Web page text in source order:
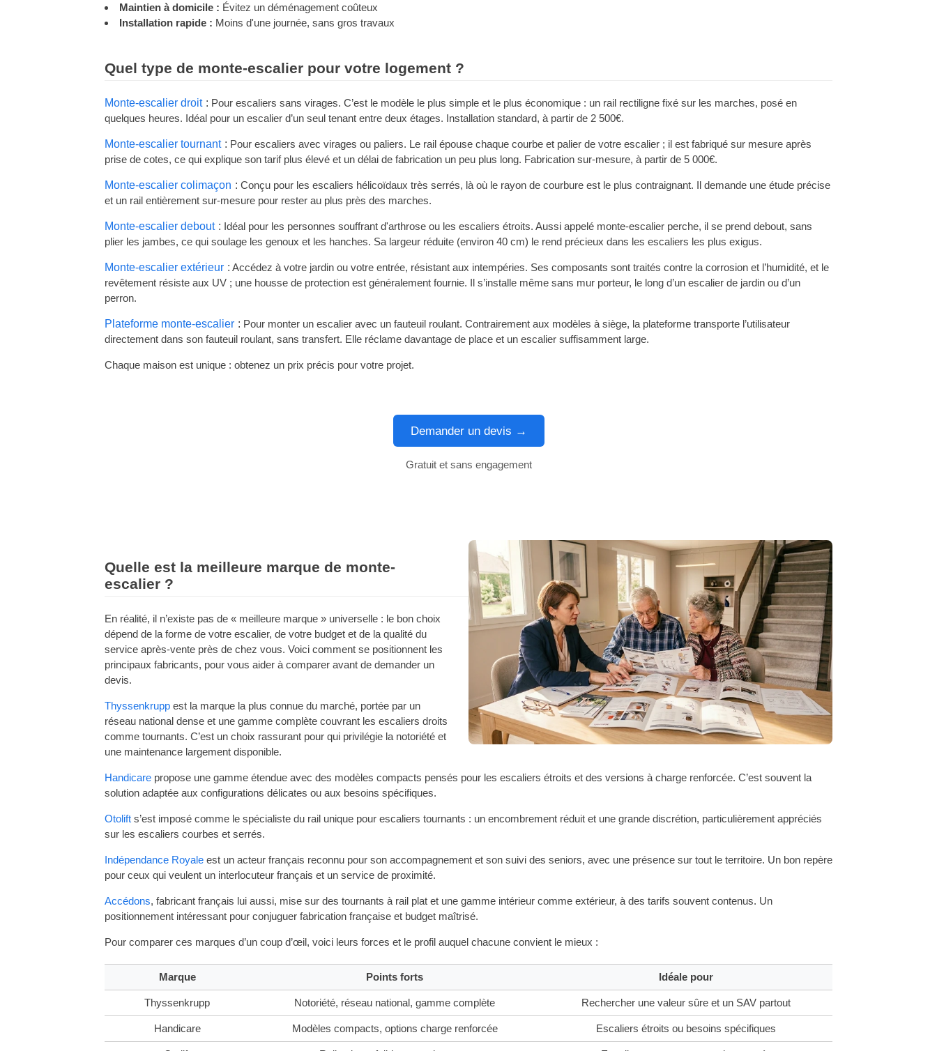
Maintien à domicile : Évitez un déménagement coûteux
Installation rapide : Moins d'une journée, sans gros travaux
Quel type de monte-escalier pour votre logement ?
Monte-escalier droit
Pour escaliers sans virages. C’est le modèle le plus simple et le plus économique : un rail rectiligne fixé sur les marches, posé en
quelques heures. Idéal pour un escalier d’un seul tenant entre deux étages. Installation standard, à partir de 2 500€.
Monte-escalier tournant
Pour escaliers avec virages ou paliers. Le rail épouse chaque courbe et palier de votre escalier ; il est fabriqué sur mesure après
prise de cotes, ce qui explique son tarif plus élevé et un délai de fabrication un peu plus long. Fabrication sur-mesure, à partir de 5 000€.
Monte-escalier colimaçon
Conçu pour les escaliers hélicoïdaux très serrés, là où le rayon de courbure est le plus contraignant. Il demande une étude précise
et un rail entièrement sur-mesure pour rester au plus près des marches.
Monte-escalier debout
Idéal pour les personnes souffrant d'arthrose ou les escaliers étroits. Aussi appelé monte-escalier perche, il se prend debout, sans
plier les jambes, ce qui soulage les genoux et les hanches. Sa largeur réduite (environ 40 cm) le rend précieux dans les escaliers les plus exigus.
Monte-escalier extérieur
Accédez à votre jardin ou votre entrée, résistant aux intempéries. Ses composants sont traités contre la corrosion et l’humidité, et le
revêtement résiste aux UV ; une housse de protection est généralement fournie. Il s’installe même sans mur porteur, le long d’un escalier de jardin ou d’un
perron.
Plateforme monte-escalier
Pour monter un escalier avec un fauteuil roulant. Contrairement aux modèles à siège, la plateforme transporte l’utilisateur
directement dans son fauteuil roulant, sans transfert. Elle réclame davantage de place et un escalier suffisamment large.
Chaque maison est unique : obtenez un prix précis pour votre projet.
Demander un devis →
Gratuit et sans engagement
Quelle est la meilleure marque de monte-
escalier ?
En réalité, il n’existe pas de « meilleure marque » universelle : le bon choix
dépend de la forme de votre escalier, de votre budget et de la qualité du
service après-vente près de chez vous. Voici comment se positionnent les
principaux fabricants, pour vous aider à comparer avant de demander un
devis.
Thyssenkrupp est la marque la plus connue du marché, portée par un
réseau national dense et une gamme complète couvrant les escaliers droits
comme tournants. C’est un choix rassurant pour qui privilégie la notoriété et
une maintenance largement disponible.
Handicare propose une gamme étendue avec des modèles compacts pensés pour les escaliers étroits et des versions à charge renforcée. C’est souvent la
solution adaptée aux configurations délicates ou aux besoins spécifiques.
Otolift s’est imposé comme le spécialiste du rail unique pour escaliers tournants : un encombrement réduit et une grande discrétion, particulièrement appréciés
sur les escaliers courbes et serrés.
Indépendance Royale est un acteur français reconnu pour son accompagnement et son suivi des seniors, avec une présence sur tout le territoire. Un bon repère
pour ceux qui veulent un interlocuteur français et un service de proximité.
Accédons, fabricant français lui aussi, mise sur des tournants à rail plat et une gamme intérieur comme extérieur, à des tarifs souvent contenus. Un
positionnement intéressant pour conjuguer fabrication française et budget maîtrisé.
Pour comparer ces marques d’un coup d’œil, voici leurs forces et le profil auquel chacune convient le mieux :
Marque Points forts Idéale pour
Thyssenkrupp Notoriété, réseau national, gamme complète Rechercher une valeur sûre et un SAV partout
Handicare Modèles compacts, options charge renforcée Escaliers étroits ou besoins spécifiques